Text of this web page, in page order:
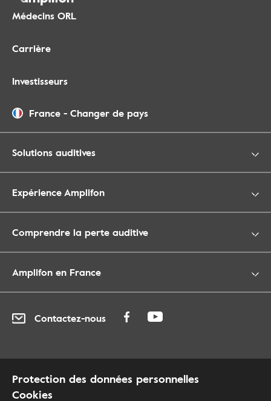
Médecins ORL
Carrière
Investisseurs
France - Changer de pays
Solutions auditives
Expérience Amplifon
Comprendre la perte auditive
Amplifon en France
Contactez-nous
Protection des données personnelles
Cookies